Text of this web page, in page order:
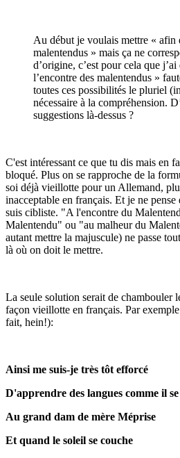
Au début je voulais mettre « afin
malentendus » mais ça ne
d’origine, c’est pour cela que
l’encontre des malentendus »
toutes ces possibilités le pluriel
nécessaire à la compréhension.
suggestions là-dessus ?
C'est intéressant ce que tu dis mais en
bloqué. Plus on se rapproche de la
soi déjà vieillotte pour un Allemand,
inacceptable en français. Et je ne pense
suis cibliste. "A l'encontre du
Malentendu" ou "au malheur du
autant mettre la majuscule) ne passe
là où on doit le mettre.
La seule solution serait de chambouler
façon vieillotte en français. Par
fait, hein!):
Ainsi me suis-je très tôt efforcé
D'apprendre des langues comme il
Au grand dam de mère Méprise
Et quand le soleil se couche